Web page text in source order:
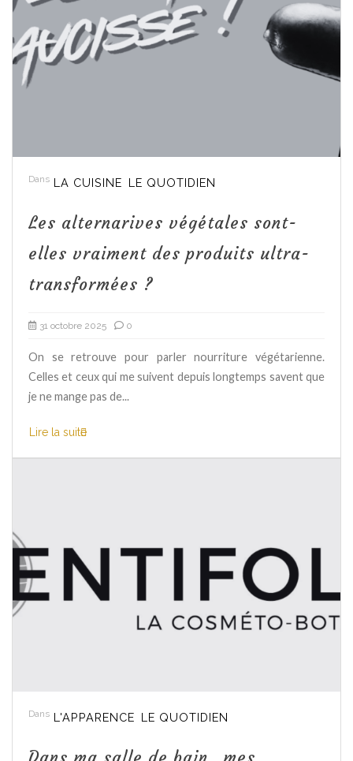
Dans LA CUISINE LE QUOTIDIEN
Les alternarives végétales sont-
elles vraiment des produits ultra-
transformées ?
31 octobre 2025 0
On se retrouve pour parler nourriture végétarienne.
Celles et ceux qui me suivent depuis longtemps savent que
je ne mange pas de...
Lire la suite
Dans L'APPARENCE LE QUOTIDIEN